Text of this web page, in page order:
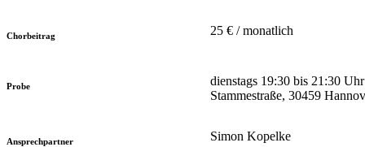
Chorbeitrag 25 € / monatlich
Probe
dienstags 19:30 bis 21:30
Stammestraße, 30459
Ansprechpartner Simon Kopelke